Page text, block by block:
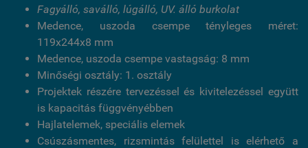
Fagyálló, saválló, lúgálló, UV. álló burkolat
Medence, uszoda csempe tényleges méret:
119x244x8 mm
Medence, uszoda csempe vastagság: 8 mm
Minőségi osztály: 1. osztály
Projektek részére tervezéssel és kivitelezéssel együtt
is kapacitás függvényébben
Hajlatelemek, speciális elemek
Csúszásmentes, rizsmintás felülettel is elérhető a